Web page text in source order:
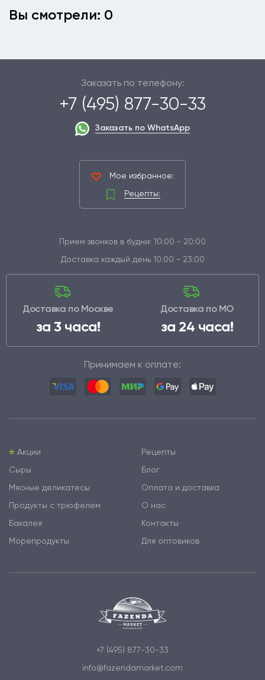
Вы смотрели: 0
Заказать по телефону:
+7 (495) 877-30-33
Заказать по WhatsApp
Мое избранное:
Рецепты:
Прием звонков в будни: 10:00 - 20:00
Доставка каждый день 10:00 - 23:00
Доставка по Москве
за 3 часа!
Доставка по МО
за 24 часа!
Принимаем к оплате:
⭐️ Акции
Сыры
Мясные деликатесы
Продукты с трюфелем
Бакалея
Морепродукты
Рецепты
Блог
Оплата и доставка
О нас
Контакты
Для оптовиков
+7 (495) 877-30-33
info@fazendamarket.com